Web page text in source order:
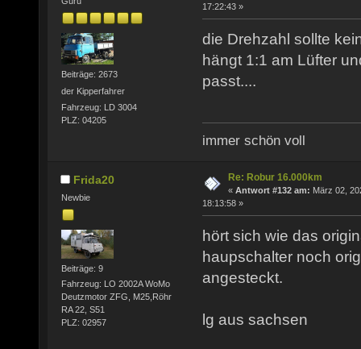
Beiträge: 2673
der Kipperfahrer
Fahrzeug: LD 3004
PLZ: 04205
17:22:43 »
die Drehzahl sollte
hängt 1:1 am Lüfter
passt....
immer schön voll
Frida20
Newbie
Beiträge: 9
Fahrzeug: LO 2002A WoMo
Deutzmotor ZFG, M25,Röhr
RA 22, S51
PLZ: 02957
Re: Robur 16.000km
« Antwort #132 am: März 02,
18:13:58 »
hört sich wie das
haupschalter noch
angesteckt.
lg aus sachsen